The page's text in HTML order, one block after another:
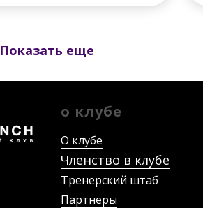
Показать еще
о клубе
О клубе
Членство в клубе
Тренерский штаб
Партнеры